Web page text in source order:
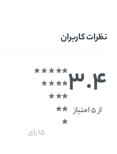
نظرات کاربران
3.4
از 5 امتیاز
15 رای